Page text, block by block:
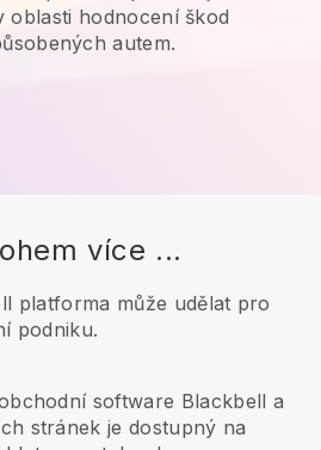
oblasti hodnocení škod
autem.
více ...
platforma může udělat pro
podniku.
software Blackbell a
stránek je dostupný na